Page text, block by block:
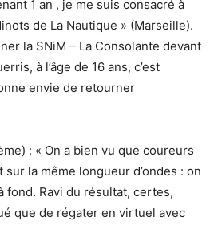
1 an , je me suis consacré à
de La Nautique » (Marseille).
la SNiM – La Consolante devant
à l’âge de 16 ans, c’est
envie de retourner
: « On a bien vu que coureurs
la même longueur d’ondes : on
fond. Ravi du résultat, certes,
que de régater en virtuel avec